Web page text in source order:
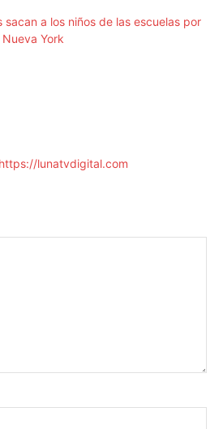
sacan a los niños de las escuelas por
York
https://lunatvdigital.com